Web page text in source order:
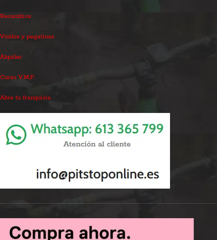
Recambios
Vinilos y pegatinas
Alquiler
Curso V.M.P.
Abre tu franquicia